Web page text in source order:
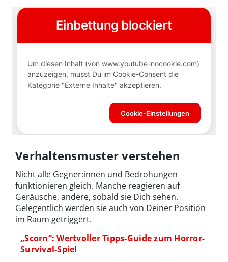
Verhaltensmuster verstehen
Nicht alle Gegner:innen und Bedrohungen
funktionieren gleich. Manche reagieren auf
Geräusche, andere, sobald sie Dich sehen.
Gelegentlich werden sie auch von Deiner Position
im Raum getriggert.
„Scorn“: Wertvoller Tipps-Guide zum Horror-
Survival-Spiel